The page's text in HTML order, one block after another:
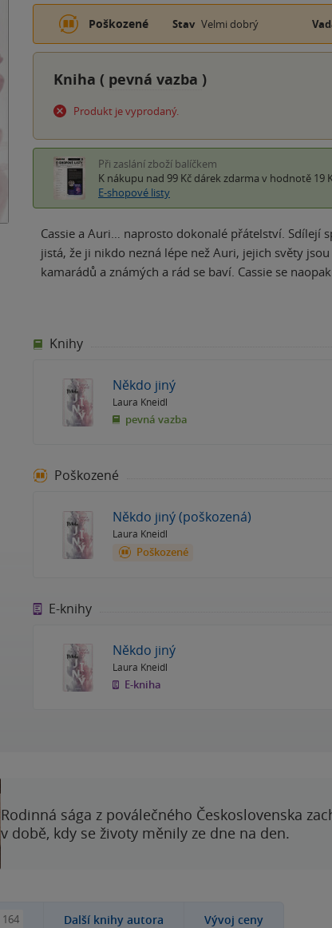
Poškozené Stav Velmi dobrý
Kniha ( pevná vazba )
Produkt je vyprodaný.
Při zaslání zboží balíčkem
K nákupu nad 99 Kč dárek zdarma v hodnotě 19
E-shopové listy
Cassie a Auri… naprosto dokonalé přátelství. Sdílejí
jistá, že ji nikdo nezná lépe než Auri, jejich světy
kamarádů a známých a rád se baví. Cassie se
Knihy
Někdo jiný
Laura Kneidl
pevná vazba
Poškozené
Někdo jiný (poškozená)
Laura Kneidl
Poškozené
E-knihy
Někdo jiný
Laura Kneidl
E-kniha
Rodinná sága z poválečného Československa
v době, kdy se životy měnily ze dne na den.
164 Další knihy autora Vývoj ceny